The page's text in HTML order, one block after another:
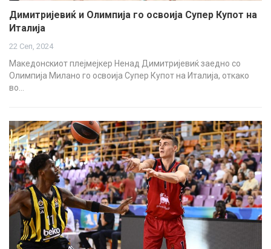
Димитријевиќ и Олимпија го освоија Супер Купот на
Италија
22 Сеп, 2024
Македонскиот плејмејкер Ненад Димитријевиќ заедно со
Олимпија Милано го освоија Супер Купот на Италија, откако
во…